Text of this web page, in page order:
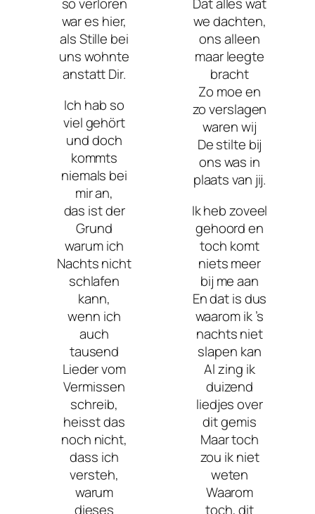
so verloren
war es hier,
als Stille bei
uns wohnte
anstatt Dir.
Ich hab so
viel gehört
und doch
kommts
niemals bei
mir an,
das ist der
Grund
warum ich
Nachts nicht
schlafen
kann,
wenn ich
auch
tausend
Lieder vom
Vermissen
schreib,
heisst das
noch nicht,
dass ich
versteh,
warum
dieses
Dat alles wat
we dachten,
ons alleen
maar leegte
bracht
Zo moe en
zo verslagen
waren wij
De stilte bij
ons was in
plaats van jij.
Ik heb zoveel
gehoord en
toch komt
niets meer
bij me aan
En dat is dus
waarom ik ’s
nachts niet
slapen kan
Al zing ik
duizend
liedjes over
dit gemis
Maar toch
zou ik niet
weten
Waarom
toch, dit